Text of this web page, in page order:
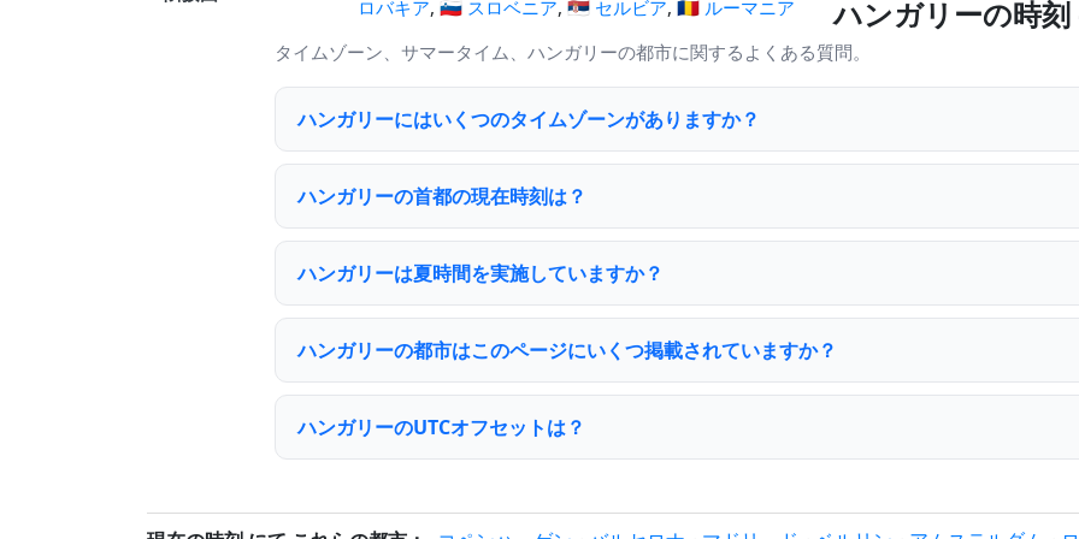
ロバキア, 🇸🇮 スロベニア, 🇷🇸 セルビア, 🇷🇴 ルーマニア ハンガリーの時
タイムゾーン、サマータイム、ハンガリーの都市に関するよくある質問。
ハンガリーにはいくつのタイムゾーンがありますか？
ハンガリーの首都の現在時刻は？
ハンガリーは夏時間を実施していますか？
ハンガリーの都市はこのページにいくつ掲載されていますか？
ハンガリーのUTCオフセットは？